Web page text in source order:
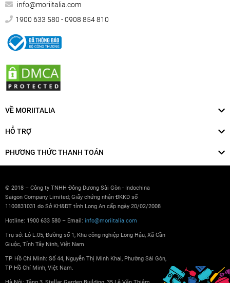
info@moriitalia.com
1900 633 580 - 0908 854 810
VỀ MORIITALIA
HỖ TRỢ
PHƯƠNG THỨC THANH TOÁN
© 2018 – Công ty TNHH Đông Dương Sài Gòn - Indochina
Saigon Company Limited; Giấy chứng nhận ĐKKD số
1100831031 do Sở KH&ĐT tỉnh Long An cấp ngày 20/02/2008
Hotline: 1900 633 580 – Email: info@moriitalia.com
Trụ sở: Lô L.05, Đường số 1, Khu công nghiệp Long Hậu, Xã Cần
Giuộc, Tỉnh Tây Ninh, Việt Nam
TP. Hồ Chí Minh: Số 44, Nguyễn Thị Minh Khai, Phường Sài Gòn,
TP Hồ Chí Minh, Việt Nam.